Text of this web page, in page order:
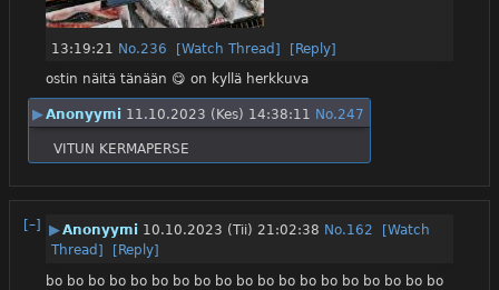
13:19:21 No.236 [Watch Thread]
[Reply]
ostin näitä tänään 😋 on kyllä herkkuva
▶Anonyymi 11.10.2023 (Kes) 14:38:11 No.247
VITUN KERMAPERSE
[–] ▶Anonyymi 10.10.2023 (Tii) 21:02:38 No.162
[Watch
Thread]
[Reply]
bo bo bo bo bo bo bo bo bo bo bo bo bo bo bo bo bo bo bo